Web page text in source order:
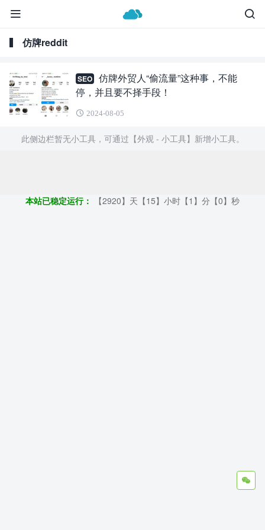
仿牌reddit
SEO
仿牌外贸人“偷流量”这种事，不能
停，并且要不择手段！
2024-08-05
此侧边栏暂无小工具，可通过【外观 - 小工具】新增小工具。
本站已稳定运行：
【2920】天【15】小时【1】分【1】秒